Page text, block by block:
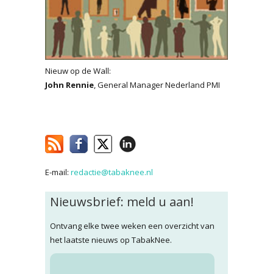
Nieuw op de Wall:
John Rennie, General Manager Nederland PMI
E-mail: redactie@tabaknee.nl
Nieuwsbrief: meld u aan!
Ontvang elke twee weken een overzicht van
het laatste nieuws op TabakNee.